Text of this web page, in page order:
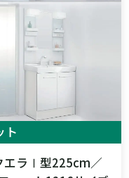
ト
エラⅠ型225cm／